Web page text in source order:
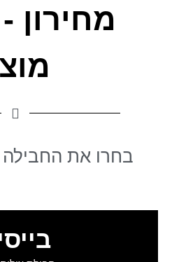
מחירון
בחרו את